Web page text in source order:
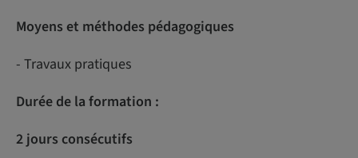
Moyens et méthodes pédagogiques
- Travaux pratiques
Durée de la formation :
2 jours consécutifs